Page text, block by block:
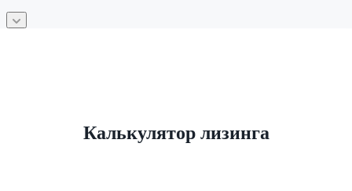
Калькулятор лизинга